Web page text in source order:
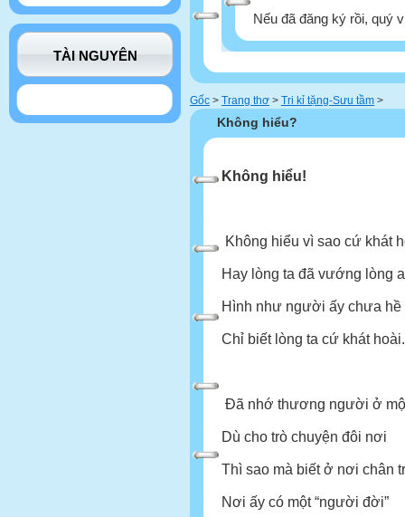
TÀI NGUYÊN
Nếu đã đăng ký rồi, quý
Gốc > Trang thơ > Tri kỉ tặng-Sưu tầm >
Không hiểu?
Không hiểu!
Không hiểu vì sao cứ khát
Hay lòng ta đã vướng lòng
Hình như người ấy chưa hề
Chỉ biết lòng ta cứ khát
Đã nhớ thương người ở
Dù cho trò chuyện đôi nơi
Thì sao mà biết ở nơi chân
Nơi ấy có một “người đời”